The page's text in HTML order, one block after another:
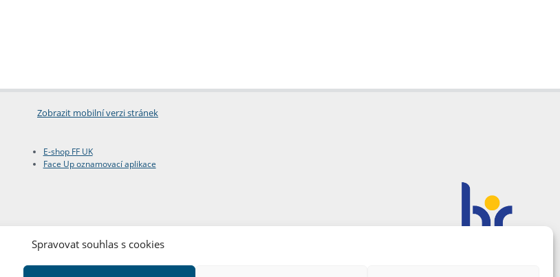
Spravovat souhlas s cookies
Zobrazit mobilní verzi stránek
E-shop FF UK
Face Up oznamovací aplikace